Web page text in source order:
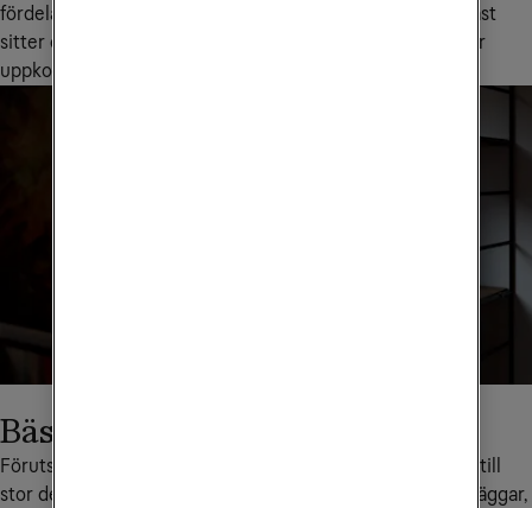
fördelar via sitt befintliga uttag. Uttag som dessutom oftast
sitter centralt placerade i lägenheten, vilket är perfekt för
uppkoppling via wifi.
Bäst wifi med senaste tekniken
Förutsättningarna för den ultimata uppkopplingen ligger till
stor del i det trådlösa nätverket. Förutom tjocka betongväggar,